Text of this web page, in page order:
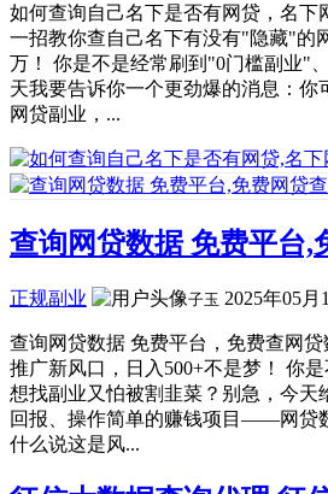
如何查询自己名下是否有网贷，名下
一招教你查自己名下有没有"隐藏"的
万！ 你是不是经常刷到"0门槛副业"
天我要告诉你一个更劲爆的消息：
网贷副业，...
查询网贷数据 免费平台,
正规副业 子玉 2025年05月
查询网贷数据 免费平台，免费查网
推广新风口，日入500+不是梦！ 你
想找副业又怕被割韭菜？别急，今天
回报、操作简单的赚钱项目——网贷
什么说这是风...